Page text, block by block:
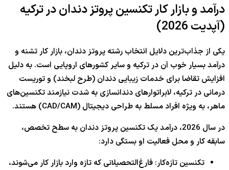
درآمد و بازار کار تکنسین پروتز دندان در ترکیه
(آپدیت 2026)
یکی از جذاب‌ترین دلایل انتخاب رشته پروتز دندان، بازار کار تشنه و
درآمد بسیار خوب آن در ترکیه و سایر کشورهای اروپایی است. به دلیل
افزایش تقاضا برای خدمات زیبایی دندان (طرح لبخند) و توریست
درمانی در ترکیه، لابراتوارهای دندانسازی به شدت نیازمند تکنسین‌های
ماهر، به ویژه افراد مسلط به طراحی دیجیتال (CAD/CAM) هستند.
در سال 2026، درآمد یک تکنسین پروتز دندان به سطح تخصص،
سابقه کار و محل فعالیت او بستگی دارد:
تکنسین تازه‌کار: فارغ‌التحصیلانی که تازه وارد بازار کار می‌شوند،